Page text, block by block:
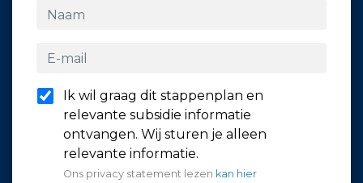
Ik wil graag dit stappenplan en
relevante subsidie informatie
ontvangen. Wij sturen je alleen
relevante informatie.
Ons privacy statement lezen kan hier